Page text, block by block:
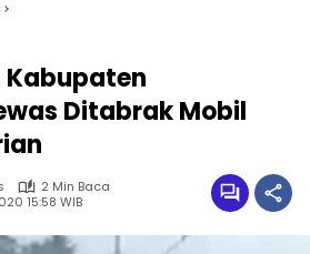
Kabupaten
Ditabrak Mobil
2 Min Baca
15:58 WIB